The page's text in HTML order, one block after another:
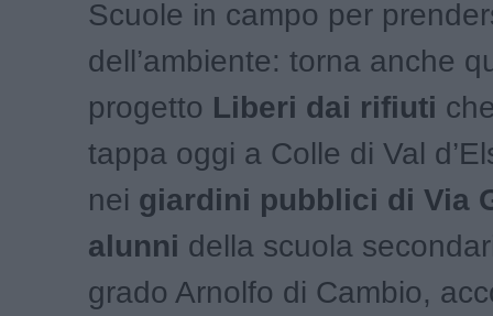
Scuole in campo per
dell’ambiente: torna anche
progetto Liberi dai rifiuti
tappa oggi a Colle di Val
nei giardini pubblici di Via
alunni della scuola
grado Arnolfo di Cambio,